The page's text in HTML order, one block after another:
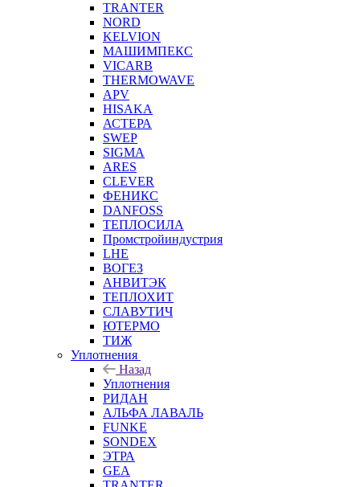
TRANTER
NORD
KELVION
МАШИМПЕКС
VICARB
THERMOWAVE
APV
HISAKA
АСТЕРА
SWEP
SIGMA
ARES
CLEVER
ФЕНИКС
DANFOSS
ТЕПЛОСИЛА
Промстройиндустрия
LHE
ВОГЕЗ
АНВИТЭК
ТЕПЛОХИТ
СЛАВУТИЧ
ЮТЕРМО
ТИЖ
Уплотнения
Назад
Уплотнения
РИДАН
АЛЬФА ЛАВАЛЬ
FUNKE
SONDEX
ЭТРА
GEA